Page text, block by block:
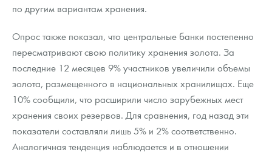
по другим вариантам хранения.
Опрос также показал, что центральные банки постепенно
пересматривают свою политику хранения золота. За
последние 12 месяцев 9% участников увеличили объемы
золота, размещенного в национальных хранилищах. Еще
10% сообщили, что расширили число зарубежных мест
хранения своих резервов. Для сравнения, год назад эти
показатели составляли лишь 5% и 2% соответственно.
Аналогичная тенденция наблюдается и в отношении